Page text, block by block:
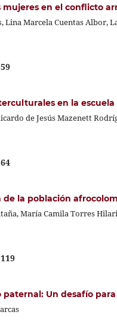
mujeres en el conflicto
Marcela Cuentas Albor,
59
en la
de Jesús Mazenett
64
de la población
María Camila Torres
119
Un desafío